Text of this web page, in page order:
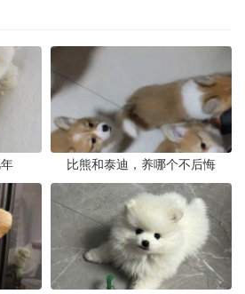
比熊和泰迪，养哪个不后悔